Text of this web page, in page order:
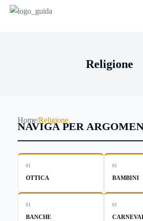
Religione
Home/Religione
NAVIGA PER
01
OTTICA
01
BAMBINI
01
BANCHE
01